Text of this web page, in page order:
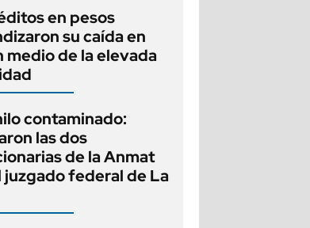
en pesos
su caída en
medio de la elevada
contaminado:
las dos
de la Anmat
juzgado federal de La